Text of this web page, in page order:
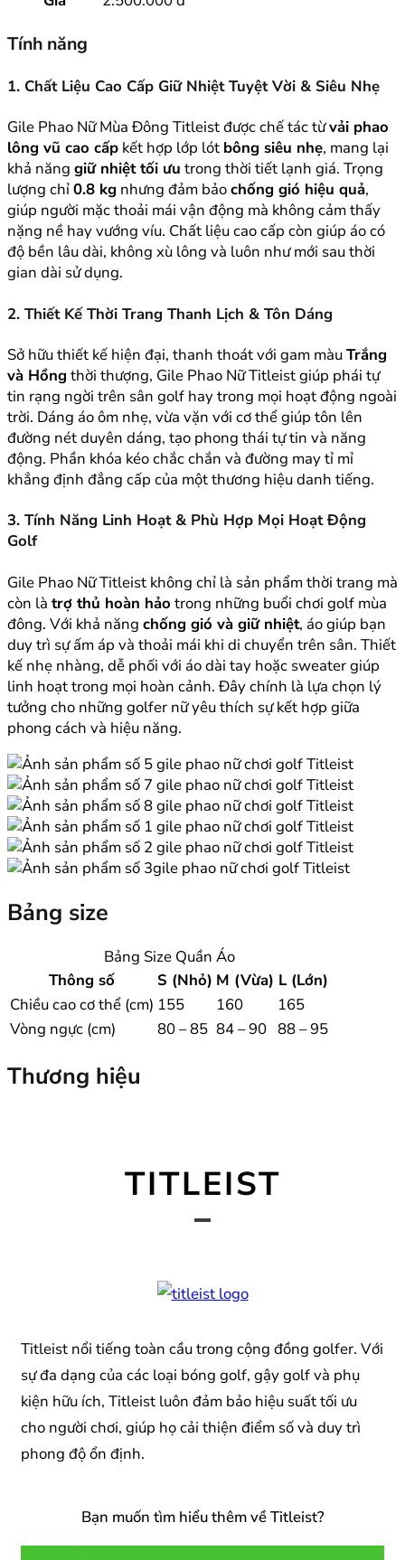
Tính năng
1. Chất Liệu Cao Cấp Giữ Nhiệt Tuyệt Vời & Siêu Nhẹ
Gile Phao Nữ Mùa Đông Titleist được chế tác từvải phao
lông vũ cao cấp kết hợp lớp lót bông siêu nhẹ, mang lại
khả năng giữ nhiệt tối ưu trong thời tiết lạnh giá. Trọng
lượng chỉ0.8 kg nhưng đảm bảochống gió hiệu quả,
giúp người mặc thoải mái vận động mà không cảm thấy
nặng nề hay vướng víu. Chất liệu cao cấp còn giúp áo có
độ bền lâu dài, không xù lông và luôn như mới sau thời
gian dài sử dụng.
2. Thiết Kế Thời Trang Thanh Lịch & Tôn Dáng
Sở hữu thiết kế hiện đại, thanh thoát với gam màuTrắng
và Hồng thời thượng, Gile Phao Nữ Titleist giúp phái tự
tin rạng ngời trên sân golf hay trong mọi hoạt động ngoài
trời. Dáng áo ôm nhẹ, vừa vặn với cơ thể giúp tôn lên
đường nét duyên dáng, tạo phong thái tự tin và năng
động. Phần khóa kéo chắc chắn và đường may tỉ mỉ
khẳng định đẳng cấp của một thương hiệu danh tiếng.
3. Tính Năng Linh Hoạt & Phù Hợp Mọi Hoạt Động
Golf
Gile Phao Nữ Titleist không chỉ là sản phẩm thời trang mà
còn là trợ thủ hoàn hảo trong những buổi chơi golf mùa
đông. Với khả năng chống gió và giữ nhiệt, áo giúp bạn
duy trì sự ấm áp và thoải mái khi di chuyển trên sân. Thiết
kế nhẹ nhàng, dễ phối với áo dài tay hoặc sweater giúp
linh hoạt trong mọi hoàn cảnh. Đây chính là lựa chọn lý
tưởng cho những golfer nữ yêu thích sự kết hợp giữa
phong cách và hiệu năng.
Bảng size
Bảng Size Quần Áo
Thông số
S (Nhỏ) M (Vừa) L (Lớn)
Chiều cao cơ thể (cm) 155 160
165
Vòng ngực (cm)
80 – 85 84 – 90 88 – 95
Thương hiệu
TITLEIST
Titleist nổi tiếng toàn cầu trong cộng đồng golfer. Với
sự đa dạng của các loại bóng golf, gậy golf và phụ
kiện hữu ích, Titleist luôn đảm bảo hiệu suất tối ưu
cho người chơi, giúp họ cải thiện điểm số và duy trì
phong độ ổn định.
Bạn muốn tìm hiểu thêm về Titleist?